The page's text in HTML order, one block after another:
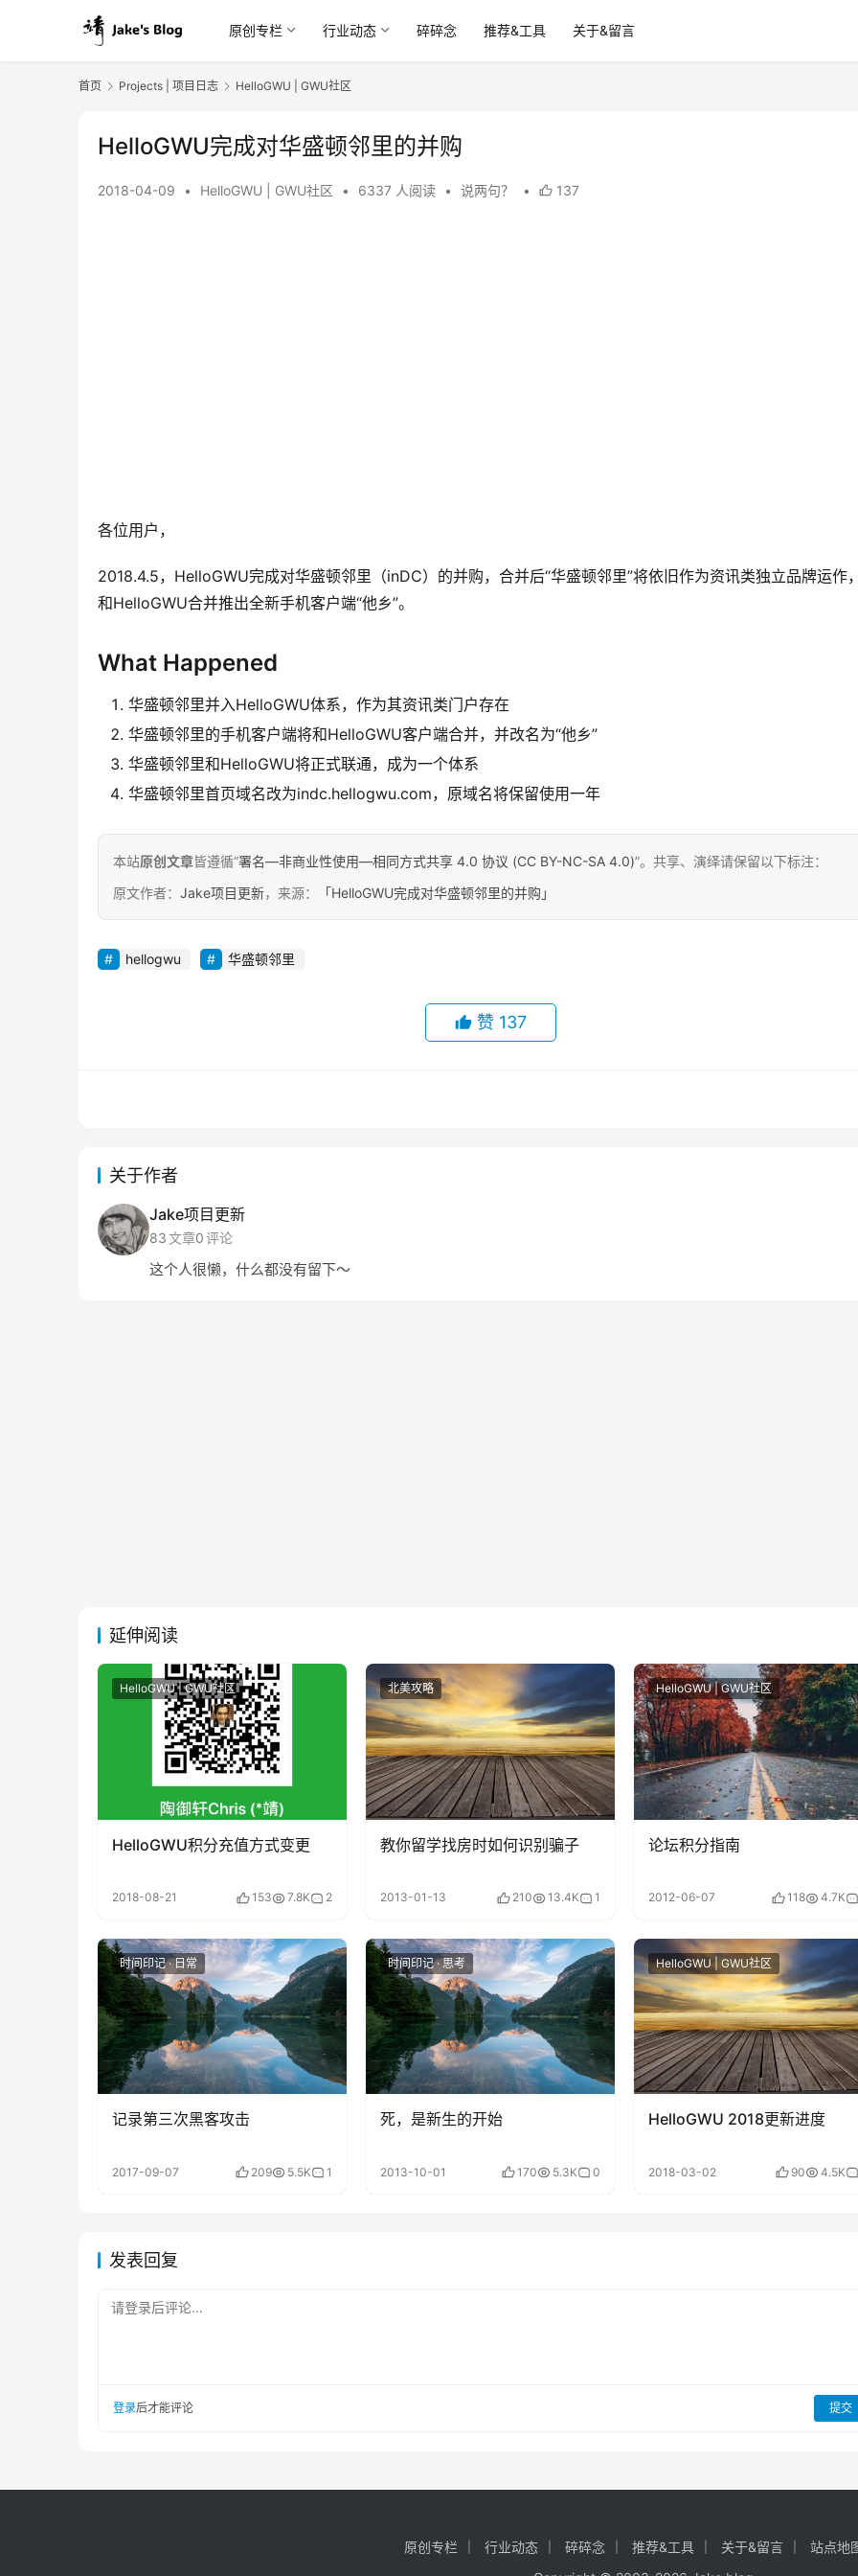
原创专栏 行业动态 碎碎念 推荐&工具 关于&留言
首页 Projects | 项目日志 HelloGWU | GWU社区
HelloGWU完成对华盛顿邻里的并购
2018-04-09 • HelloGWU | GWU社区 • 6337 人阅读 • 说两句？ • 137
各位用户，
2018.4.5，HelloGWU完成对华盛顿邻里（inDC）的并购，合并后“华盛顿邻里”将依旧作为资讯类独立品牌运作
和HelloGWU合并推出全新手机客户端“他乡”。
What Happened
华盛顿邻里并入HelloGWU体系，作为其资讯类门户存在
华盛顿邻里的手机客户端将和HelloGWU客户端合并，并改名为“他乡”
华盛顿邻里和HelloGWU将正式联通，成为一个体系
华盛顿邻里首页域名改为indc.hellogwu.com，原域名将保留使用一年
本站原创文章皆遵循“署名—非商业性使用—相同方式共享 4.0 协议 (CC BY-NC-SA 4.0)”。共享、演绎请保留以下标注：
原文作者： Jake项目更新，来源： 「HelloGWU完成对华盛顿邻里的并购」
hellogwu 华盛顿邻里
赞 137
关于作者
Jake项目更新
83文章0评论
这个人很懒，什么都没有留下～
延伸阅读
HelloGWU | GWU社区
HelloGWU积分充值方式变更
2018-08-21 153 7.8K 2
北美攻略
教你留学找房时如何识别骗子
2013-01-13 210 13.4K 1
HelloGWU | GWU社区
论坛积分指南
2012-06-07 118 4.7K
时间印记 · 日常
记录第三次黑客攻击
2017-09-07 209 5.5K 1
时间印记 · 思考
死，是新生的开始
2013-10-01 170 5.3K 0
HelloGWU | GWU社区
HelloGWU 2018更新进度
2018-03-02 90 4.5K
发表回复
请登录后评论...
登录后才能评论 提交
原创专栏 行业动态 碎碎念 推荐&工具 关于&留言
站点地